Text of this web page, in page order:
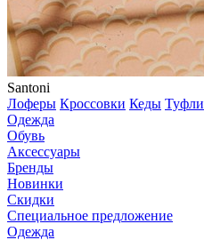
Santoni
Лоферы Кроссовки Кеды Туфли
Одежда
Обувь
Аксессуары
Бренды
Новинки
Скидки
Специальное предложение
Одежда